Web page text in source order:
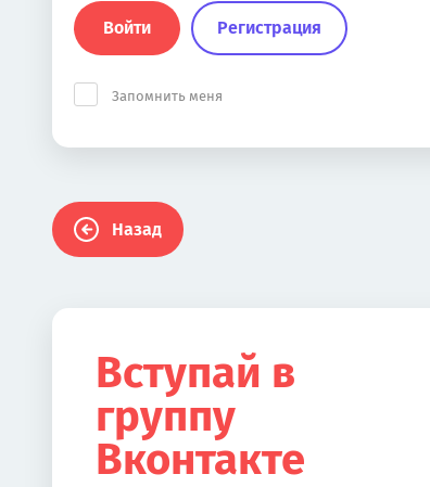
Войти Регистрация
Запомнить меня
Назад
Вступай в
группу
Вконтакте